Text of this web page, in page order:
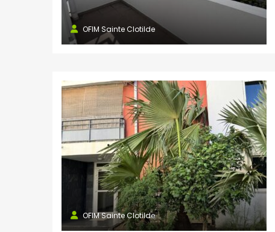
OFIM Sainte Clotilde
OFIM Sainte Clotilde